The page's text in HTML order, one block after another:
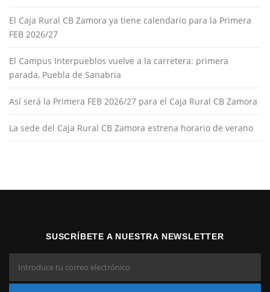
El Caja Rural CB Zamora ya tiene calendario para la Primera
FEB 2026/27
El Campus Interpueblos vuelve a la carretera: primera
parada, Puebla de Sanabria
Así será la Primera FEB 2026/27 para el Caja Rural CB Zamora
La sede del Caja Rural CB Zamora estrena horario de verano
SUSCRÍBETE A NUESTRA NEWSLETTER